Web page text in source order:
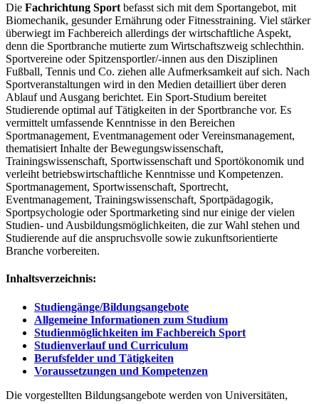
Die Fachrichtung Sport befasst sich mit dem Sportangebot, mit
Biomechanik, gesunder Ernährung oder Fitnesstraining. Viel stärker
überwiegt im Fachbereich allerdings der wirtschaftliche Aspekt,
denn die Sportbranche mutierte zum Wirtschaftszweig schlechthin.
Sportvereine oder Spitzensportler/-innen aus den Disziplinen
Fußball, Tennis und Co. ziehen alle Aufmerksamkeit auf sich. Nach
Sportveranstaltungen wird in den Medien detailliert über deren
Ablauf und Ausgang berichtet. Ein Sport-Studium bereitet
Studierende optimal auf Tätigkeiten in der Sportbranche vor. Es
vermittelt umfassende Kenntnisse in den Bereichen
Sportmanagement, Eventmanagement oder Vereinsmanagement,
thematisiert Inhalte der Bewegungswissenschaft,
Trainingswissenschaft, Sportwissenschaft und Sportökonomik und
verleiht betriebswirtschaftliche Kenntnisse und Kompetenzen.
Sportmanagement, Sportwissenschaft, Sportrecht,
Eventmanagement, Trainingswissenschaft, Sportpädagogik,
Sportpsychologie oder Sportmarketing sind nur einige der vielen
Studien- und Ausbildungsmöglichkeiten, die zur Wahl stehen und
Studierende auf die anspruchsvolle sowie zukunftsorientierte
Branche vorbereiten.
Inhaltsverzeichnis:
Studiengänge/Bildungsangebote
Allgemeine Informationen zum Studium
Studienmöglichkeiten im Fachbereich Sport
Studienverlauf und Curriculum
Berufsfelder und Tätigkeiten
Voraussetzungen und Kompetenzen
Die vorgestellten Bildungsangebote werden von Universitäten,